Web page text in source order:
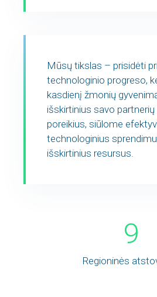
Mūsų tikslas – prisidėti
technologinio progreso,
kasdienį žmonių
išskirtinius savo partnerių
poreikius, siūlome
technologinius
išskirtinius resursus.
9
Regioninės